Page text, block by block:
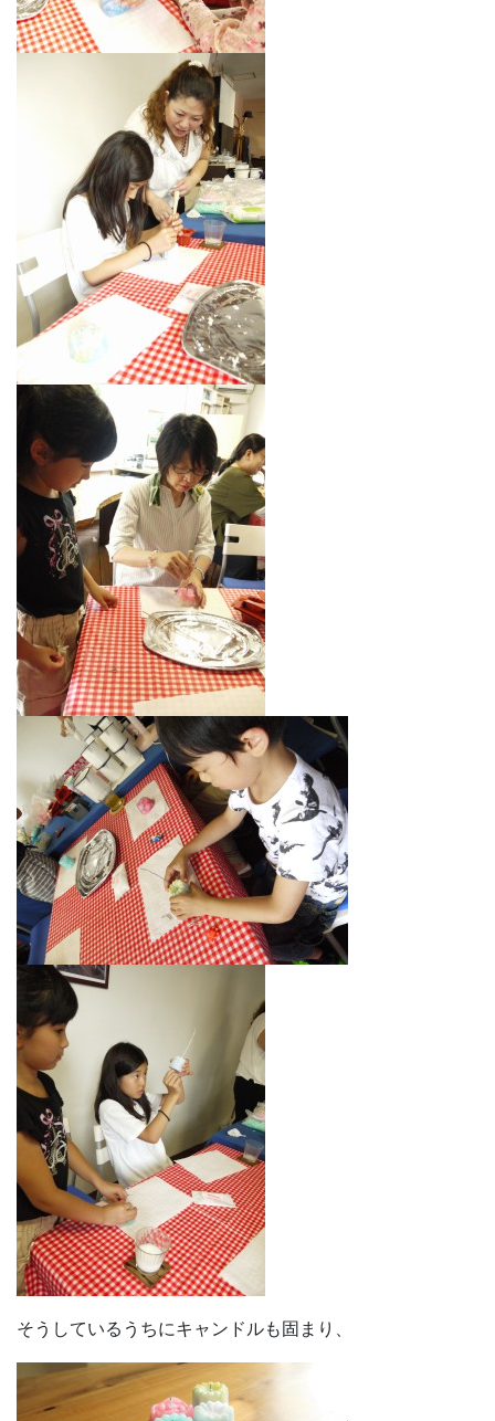
そうしているうちにキャンドルも固まり、